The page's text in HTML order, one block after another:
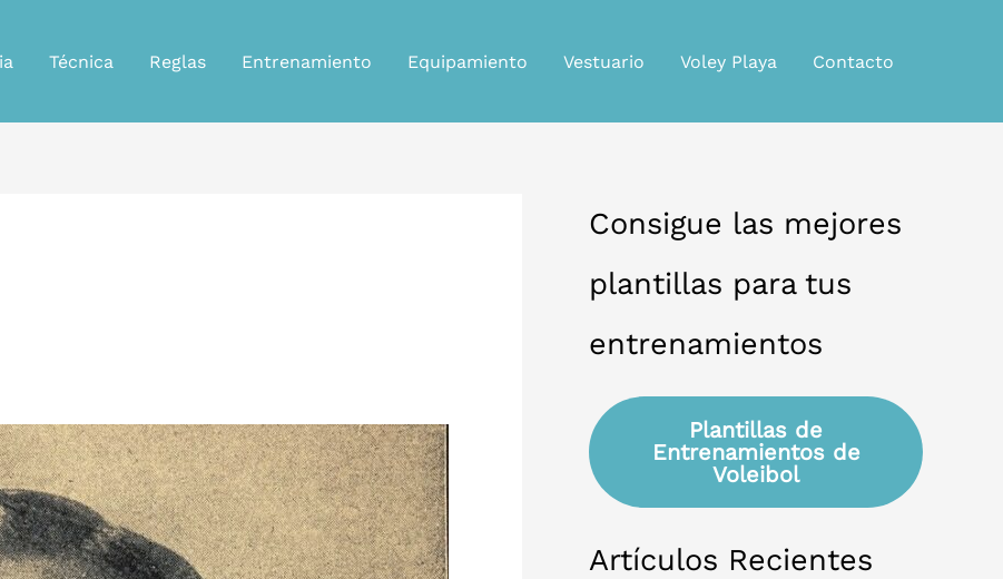
Técnica Reglas Entrenamiento Equipamiento Vestuario Voley Playa Contacto
Consigue las mejores
plantillas para tus
entrenamientos
Plantillas de
Entrenamientos de
Voleibol
Artículos Recientes